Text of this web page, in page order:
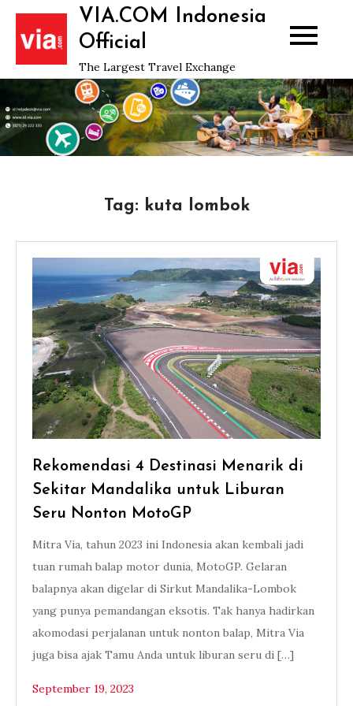
Skip
content
VIA.COM Indonesia
Official
The Largest Travel Exchange
Tag: kuta lombok
Rekomendasi 4 Destinasi Menarik di
Sekitar Mandalika untuk Liburan
Seru Nonton MotoGP
Mitra Via, tahun 2023 ini Indonesia akan kembali jadi
tuan rumah balap motor dunia, MotoGP. Gelaran
balapnya akan digelar di Sirkut Mandalika-Lombok
yang punya pemandangan eksotis. Tak hanya hadirkan
akomodasi perjalanan untuk nonton balap, Mitra Via
juga bisa ajak Tamu Anda untuk liburan seru di […]
September 19, 2023